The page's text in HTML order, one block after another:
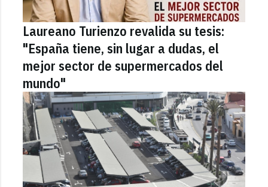
Laureano Turienzo revalida su tesis:
"España tiene, sin lugar a dudas, el
mejor sector de supermercados del
mundo"